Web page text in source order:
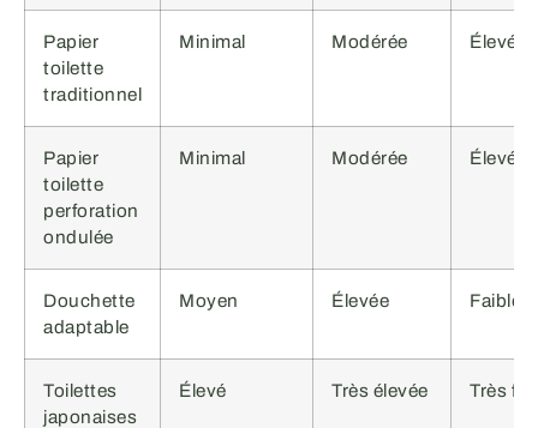
Papier
toilette
traditionnel
Minimal Modérée Élevé
Papier
toilette
perforation
ondulée
Minimal Modérée Élevé
Douchette
adaptable
Moyen Élevée Faible
Toilettes
japonaises
Élevé Très élevée Très